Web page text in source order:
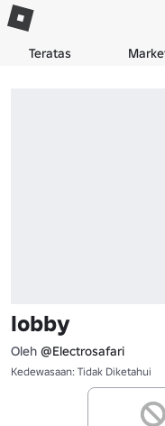
Teratas
lobby
Oleh @Electrosafari
Kedewasaan: Tidak Diketahui